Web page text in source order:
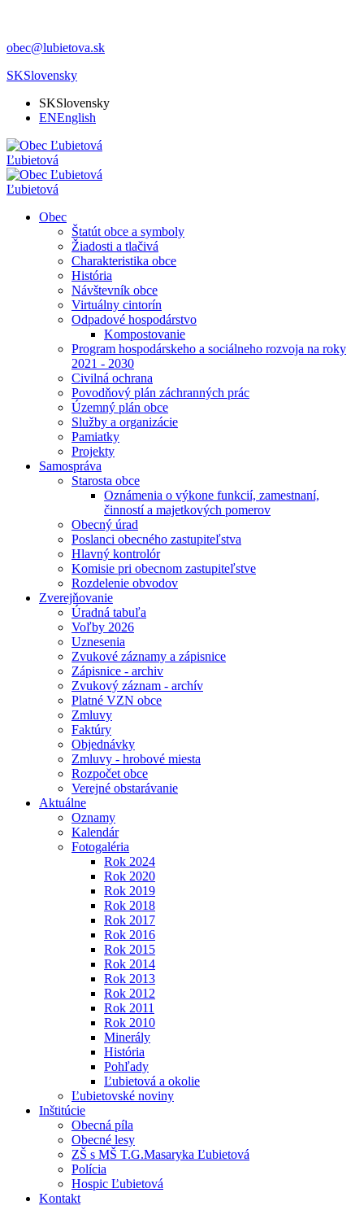
obec@lubietova.sk
SKSlovensky
SKSlovensky
ENEnglish
Ľubietová
Ľubietová
Obec
Štatút obce a symboly
Žiadosti a tlačivá
Charakteristika obce
História
Návštevník obce
Virtuálny cintorín
Odpadové hospodárstvo
Kompostovanie
Program hospodárskeho a sociálneho rozvoja na roky
2021 - 2030
Civilná ochrana
Povodňový plán záchranných prác
Územný plán obce
Služby a organizácie
Pamiatky
Projekty
Samospráva
Starosta obce
Oznámenia o výkone funkcií, zamestnaní,
činností a majetkových pomerov
Obecný úrad
Poslanci obecného zastupiteľstva
Hlavný kontrolór
Komisie pri obecnom zastupiteľstve
Rozdelenie obvodov
Zverejňovanie
Úradná tabuľa
Voľby 2026
Uznesenia
Zvukové záznamy a zápisnice
Zápisnice - archiv
Zvukový záznam - archív
Platné VZN obce
Zmluvy
Faktúry
Objednávky
Zmluvy - hrobové miesta
Rozpočet obce
Verejné obstarávanie
Aktuálne
Oznamy
Kalendár
Fotogaléria
Rok 2024
Rok 2020
Rok 2019
Rok 2018
Rok 2017
Rok 2016
Rok 2015
Rok 2014
Rok 2013
Rok 2012
Rok 2011
Rok 2010
Minerály
História
Pohľady
Ľubietová a okolie
Ľubietovské noviny
Inštitúcie
Obecná píla
Obecné lesy
ZŠ s MŠ T.G.Masaryka Ľubietová
Polícia
Hospic Ľubietová
Kontakt